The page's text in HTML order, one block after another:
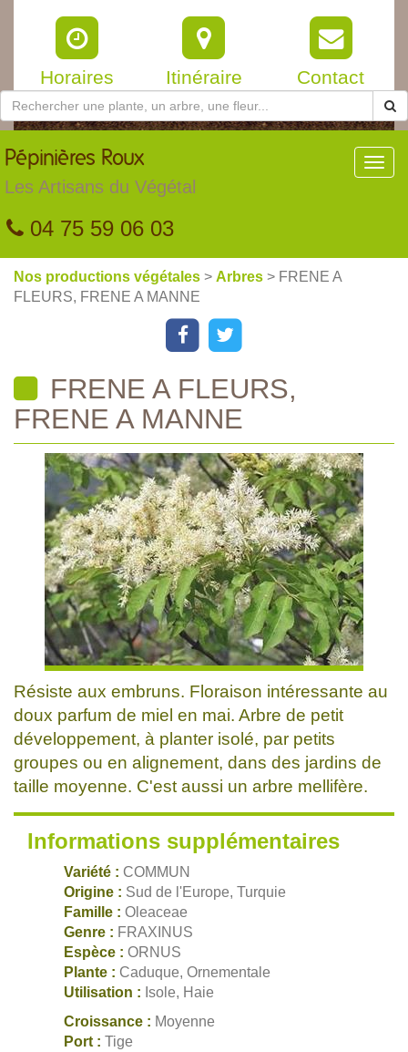
Horaires Itinéraire Contact
Pépinières Roux
Les Artisans du Végétal
04 75 59 06 03
Nos productions végétales > Arbres > FRENE A
FLEURS, FRENE A MANNE
FRENE A FLEURS,
FRENE A MANNE
Résiste aux embruns. Floraison intéressante au
doux parfum de miel en mai. Arbre de petit
développement, à planter isolé, par petits
groupes ou en alignement, dans des jardins de
taille moyenne. C'est aussi un arbre mellifère.
Informations supplémentaires
Variété : COMMUN
Origine : Sud de l'Europe, Turquie
Famille : Oleaceae
Genre : FRAXINUS
Espèce : ORNUS
Plante : Caduque, Ornementale
Utilisation : Isole, Haie
Croissance : Moyenne
Port : Tige